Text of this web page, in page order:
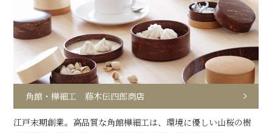
角館・樺細工 藤木伝四郎商店
江戸末期創業。高品質な角館樺細工は、環境に優しい山桜の樹